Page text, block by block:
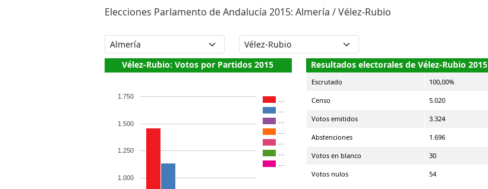
Elecciones Parlamento de Andalucía 2015: Almería / Vélez-Rubio
Vélez-Rubio: Votos por Partidos 2015
1.000
1.250
1.500
1.750
Resultados electorales de Vélez-Rubio 2015
Escrutado 100,00%
Censo 5.020
Votos emitidos 3.324
Abstenciones 1.696
Votos en blanco 30
Votos nulos 54